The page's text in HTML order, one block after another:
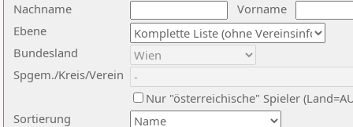
Nachname
Vorname
Ebene
Sortierung
Bundesland
Spgem./Kreis/Verein
Nur "österreichische" Spieler